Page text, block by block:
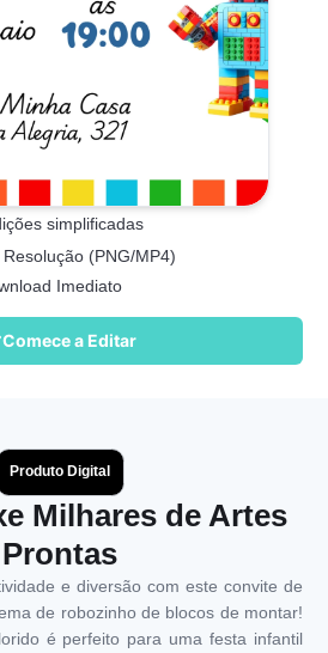
simplificadas
Resolução (PNG/MP4)
Imediato
Comece a Editar
Produto Digital
Milhares de Artes
Prontas
e diversão com este convite de
de robozinho de blocos de montar!
é perfeito para uma festa infantil